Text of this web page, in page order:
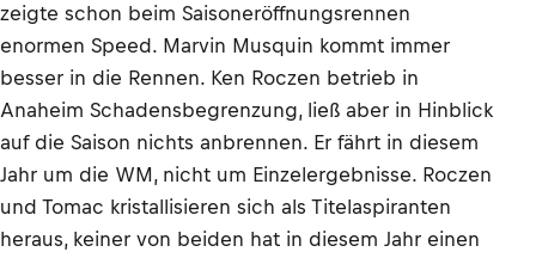
zeigte schon beim Saisoneröffnungsrennen
enormen Speed. Marvin Musquin kommt immer
besser in die Rennen. Ken Roczen betrieb in
Anaheim Schadensbegrenzung, ließ aber in Hinblick
auf die Saison nichts anbrennen. Er fährt in diesem
Jahr um die WM, nicht um Einzelergebnisse. Roczen
und Tomac kristallisieren sich als Titelaspiranten
heraus, keiner von beiden hat in diesem Jahr einen